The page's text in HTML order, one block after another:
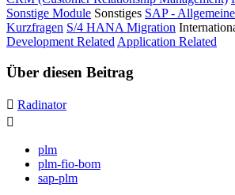
Sonstige Module Sonstiges SAP -
Kurzfragen S/4 HANA Migration
Development Related Application Related
Über diesen Beitrag
Radinator
plm
plm-fio-bom
sap-plm